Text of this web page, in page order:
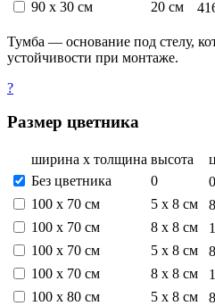
90 х 30 см
20 см
Тумба — основание под стелу,
устойчивости при монтаже.
?
Размер цветника
ширина х толщина высота
Без цветника
0
100 х 70 см
5 х 8 см
100 х 70 см
8 х 8 см
100 х 70 см
5 х 8 см
100 х 70 см
8 х 8 см
100 х 80 см
5 х 8 см